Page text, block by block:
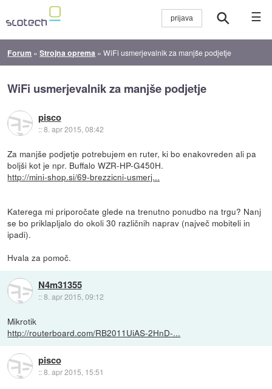
☰
Forum »Strojna oprema »WiFi usmerjevalnik za manjše podjetje
WiFi usmerjevalnik za manjše podjetje
pisco
::8. apr 2015, 08:42
Za manjše podjetje potrebujem en ruter, ki bo enakovreden ali pa
boljši kot je npr. Buffalo WZR-HP-G450H.
http://mini-shop.si/69-brezzicni-usmerj...
Katerega mi priporočate glede na trenutno ponudbo na trgu? Nanj
se bo priklapljalo do okoli 30 različnih naprav (največ mobiteli in
ipadi).
Hvala za pomoč.
N4m31355
::8. apr 2015, 09:12
Mikrotik
http://routerboard.com/RB2011UiAS-2HnD-...
pisco
::8. apr 2015, 15:51